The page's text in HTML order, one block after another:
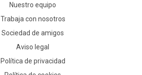
Nuestro equipo
Trabaja con nosotros
Sociedad de amigos
Aviso legal
Política de privacidad